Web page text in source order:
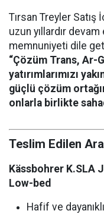
Tırsan Treyler Satış
uzun yıllardır
memnuniyeti dile
“Çözüm Trans, Ar-
yatırımlarımızı
güçlü çözüm
onlarla birlikte
Teslim Edilen
Kässbohrer K.SLA
Low-bed
Hafif ve